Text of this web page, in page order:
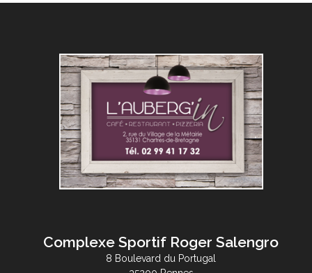
Complexe Sportif Roger Salengro
8 Boulevard du Portugal